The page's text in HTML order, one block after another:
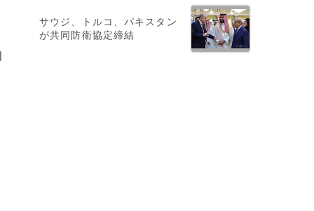
サウジ、トルコ、パキスタン
が共同防衛協定締結